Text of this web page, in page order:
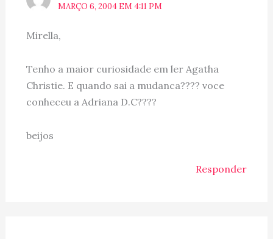
MARÇO 6, 2004 EM 4:11 PM
Mirella,
Tenho a maior curiosidade em ler Agatha
Christie. E quando sai a mudanca???? voce
conheceu a Adriana D.C????
beijos
Responder